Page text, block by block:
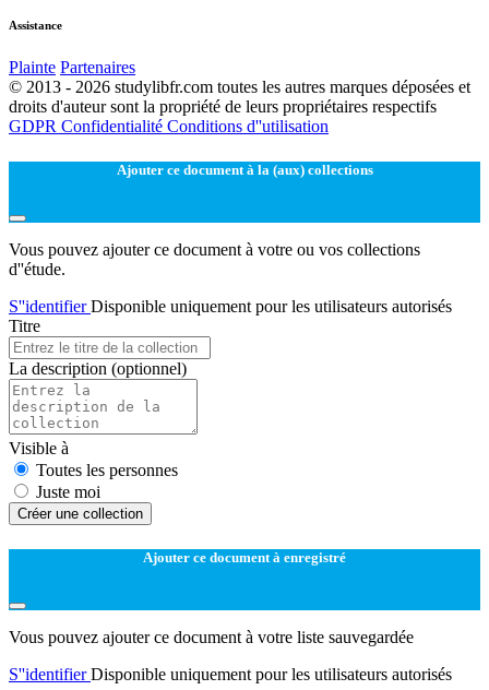
Assistance
Plainte Partenaires
© 2013 - 2026 studylibfr.com toutes les autres marques déposées et
droits d'auteur sont la propriété de leurs propriétaires respectifs
GDPR Confidentialité Conditions d''utilisation
Ajouter ce document à la (aux) collections
Vous pouvez ajouter ce document à votre ou vos collections
d''étude.
S''identifierDisponible uniquement pour les utilisateurs autorisés
Titre
La description (optionnel)
Visible à
Toutes les personnes
Juste moi
Créer une collection
Ajouter ce document à enregistré
Vous pouvez ajouter ce document à votre liste sauvegardée
S''identifierDisponible uniquement pour les utilisateurs autorisés